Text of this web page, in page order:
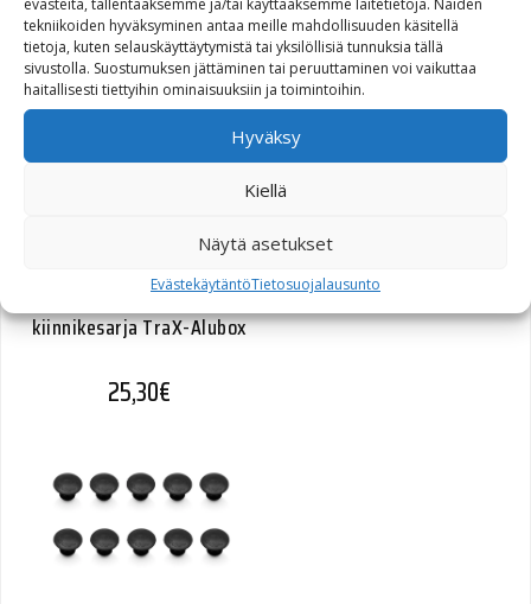
evästeitä, tallentaaksemme ja/tai käyttääksemme laitetietoja. Näiden
tekniikoiden hyväksyminen antaa meille mahdollisuuden käsitellä
tietoja, kuten selauskäyttäytymistä tai yksilöllisiä tunnuksia tällä
sivustolla. Suostumuksen jättäminen tai peruuttaminen voi vaikuttaa
haitallisesti tiettyihin ominaisuuksiin ja toimintoihin.
Hyväksy
Kiellä
Näytä asetukset
EvästekäytäntöTietosuojalausunto
45,60€
SW-Motech Quick-Lock
kiinnikesarja TraX-Alubox
25,30€